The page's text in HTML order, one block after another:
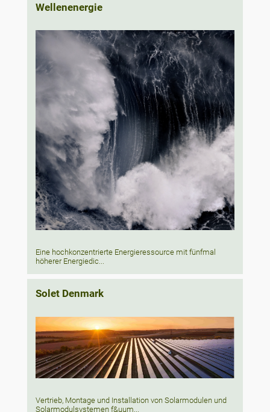
Wellenenergie
Eine hochkonzentrierte Energieressource mit fünfmal
höherer Energiedic...
Solet Denmark
Vertrieb, Montage und Installation von Solarmodulen und
Solarmodulsystemen f&uum...